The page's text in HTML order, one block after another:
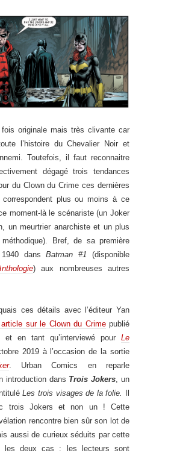
originale mais très clivante car
l’histoire du Chevalier Noir et
Toutefois, il faut reconnaitre
dégagé trois tendances
du Clown du Crime ces dernières
correspondent plus ou moins à ce
moment-là le scénariste (un Joker
un meurtrier anarchiste et un plus
Bref, de sa première
1940 dansBatman #1 (disponible
) aux nombreuses autres
ces détails avec l’éditeur Yan
sur le Clown du Crimepublié
et en tant qu’interviewé pour Le
2019 à l’occasion de la sortie
. Urban Comics en reparle
introduction dans Trois Jokers, un
Les trois visages de la folie.
trois Jokers et non un ! Cette
rencontre bien sûr son lot de
aussi de curieux séduits par cette
les deux cas : les lecteurs sont